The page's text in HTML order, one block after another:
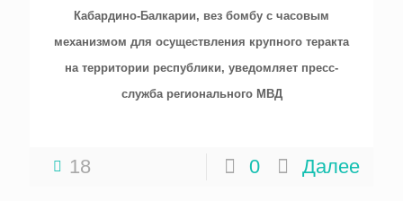
Кабардино-Балкарии, вез бомбу с часовым
механизмом для осуществления крупного теракта
на территории республики, уведомляет пресс-
служба регионального МВД
18 0 Далее